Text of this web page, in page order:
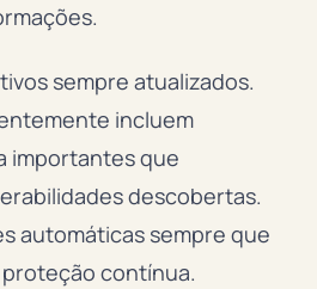
sempre atualizados.
incluem
importantes que
descobertas.
automáticas sempre que
contínua.